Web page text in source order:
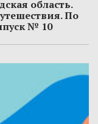
область.
По
№ 10